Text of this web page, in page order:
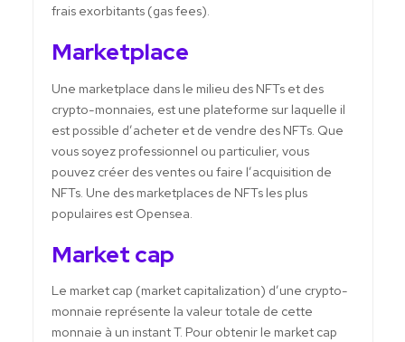
frais exorbitants (gas fees).
Marketplace
Une marketplace dans le milieu des NFTs et des
crypto-monnaies, est une plateforme sur laquelle il
est possible d’acheter et de vendre des NFTs. Que
vous soyez professionnel ou particulier, vous
pouvez créer des ventes ou faire l’acquisition de
NFTs. Une des marketplaces de NFTs les plus
populaires est Opensea.
Market cap
Le market cap (market capitalization) d’une crypto-
monnaie représente la valeur totale de cette
monnaie à un instant T. Pour obtenir le market cap